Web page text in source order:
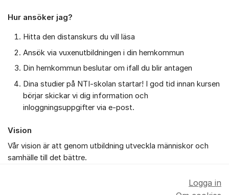
Hur ansöker jag?
Hitta den distanskurs du vill läsa
Ansök via vuxenutbildningen i din hemkommun
Din hemkommun beslutar om ifall du blir antagen
Dina studier på NTI-skolan startar! I god tid innan kursen
börjar skickar vi dig information och
inloggningsuppgifter via e-post.
Vision
Vår vision är att genom utbildning utveckla människor och
samhälle till det bättre.
Logga in